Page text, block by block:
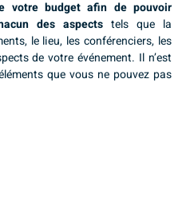
votre budget afin de pouvoir
des aspects tels que la
le lieu, les conférenciers, les
de votre événement. Il n’est
que vous ne pouvez pas